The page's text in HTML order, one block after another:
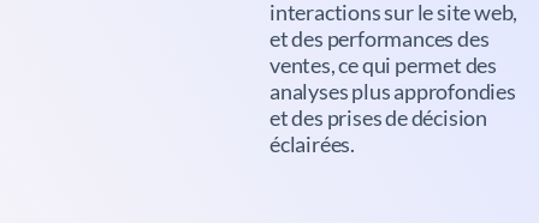
interactions sur le site web,
et des performances des
ventes, ce qui permet des
analyses plus approfondies
et des prises de décision
éclairées.